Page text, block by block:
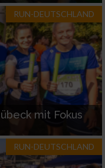
RUN-DEUTSCHLAND
mit Fokus
RUN-DEUTSCHLAND